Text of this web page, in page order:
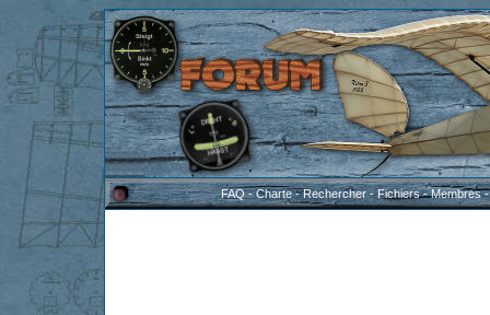
FAQ-Charte-Rechercher-Fichiers-Membres